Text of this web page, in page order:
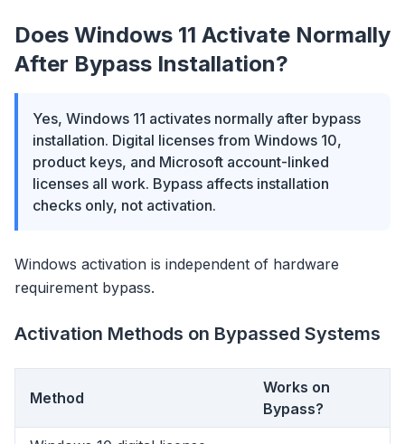
Does Windows 11 Activate Normally
After Bypass Installation?
Yes, Windows 11 activates normally after bypass
installation. Digital licenses from Windows 10,
product keys, and Microsoft account-linked
licenses all work. Bypass affects installation
checks only, not activation.
Windows activation is independent of hardware
requirement bypass.
Activation Methods on Bypassed Systems
Method
Works on
Bypass?